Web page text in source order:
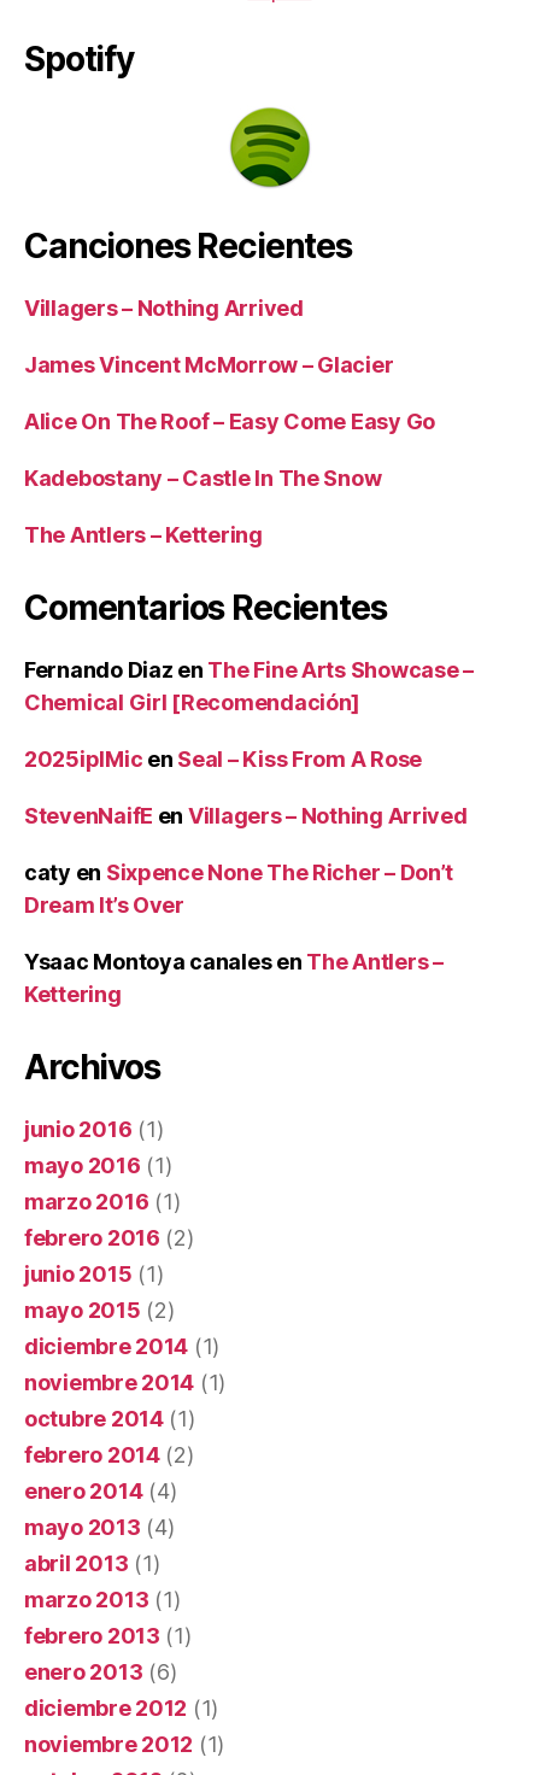
Spotify
Canciones Recientes
Villagers – Nothing Arrived
James Vincent McMorrow – Glacier
Alice On The Roof – Easy Come Easy Go
Kadebostany – Castle In The Snow
The Antlers – Kettering
Comentarios Recientes
Fernando Diaz en The Fine Arts Showcase –
Chemical Girl [Recomendación]
2025iplMic en Seal – Kiss From A Rose
StevenNaifE en Villagers – Nothing Arrived
caty en Sixpence None The Richer – Don’t
Dream It’s Over
Ysaac Montoya canalesen The Antlers –
Kettering
Archivos
junio 2016 (1)
mayo 2016 (1)
marzo 2016 (1)
febrero 2016 (2)
junio 2015 (1)
mayo 2015 (2)
diciembre 2014 (1)
noviembre 2014 (1)
octubre 2014(1)
febrero 2014(2)
enero 2014(4)
mayo 2013 (4)
abril 2013 (1)
marzo 2013 (1)
febrero 2013 (1)
enero 2013 (6)
diciembre 2012 (1)
noviembre 2012 (1)